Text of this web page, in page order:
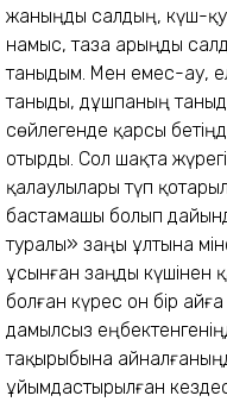
жаныңды салдың, күш-
намыс, таза арыңды
таныдым. Мен емес-ау,
таныды, дұшпаның
сөйлегенде қарсы
отырды. Сол шақта
қалаулылары түп
бастамашы болып
туралы» заңы ұлтына
ұсынған заңды күшінен
болған күрес он бір
дамылсыз
тақырыбына
ұйымдастырылған